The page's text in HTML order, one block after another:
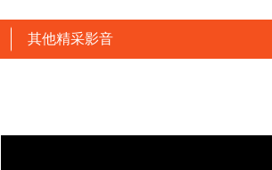
其他精采影音